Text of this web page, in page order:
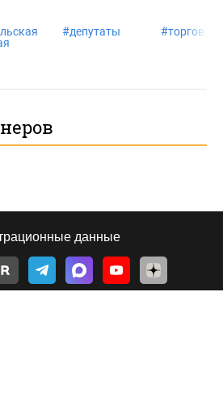
#депутаты #торговля
данные